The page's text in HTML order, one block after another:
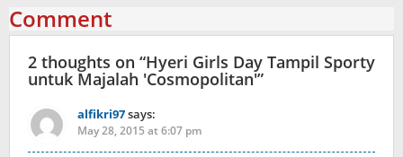
Comment
2 thoughts on “Hyeri Girls Day Tampil Sporty
untuk Majalah 'Cosmopolitan'”
alfikri97says:
May 28, 2015 at 6:07 pm